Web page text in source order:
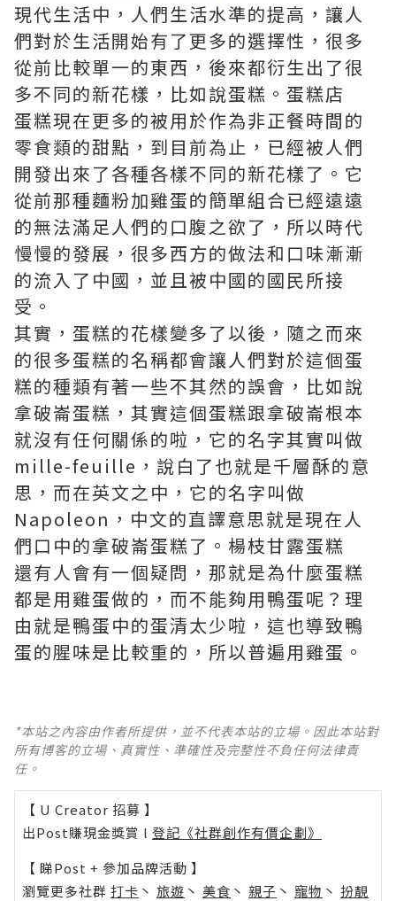
現代生活中，人們生活水準的提高，讓人
們對於生活開始有了更多的選擇性，很多
從前比較單一的東西，後來都衍生出了很
多不同的新花樣，比如說蛋糕。 蛋糕店
蛋糕現在更多的被用於作為非正餐時間的
零食類的甜點，到目前為止，已經被人們
開發出來了各種各樣不同的新花樣了。它
從前那種麵粉加雞蛋的簡單組合已經遠遠
的無法滿足人們的口腹之欲了，所以時代
慢慢的發展，很多西方的做法和口味漸漸
的流入了中國，並且被中國的國民所接
受。
其實，蛋糕的花樣變多了以後，隨之而來
的很多蛋糕的名稱都會讓人們對於這個蛋
糕的種類有著一些不其然的誤會，比如說
拿破崙蛋糕，其實這個蛋糕跟拿破崙根本
就沒有任何關係的啦，它的名字其實叫做
mille-feuille，說白了也就是千層酥的意
思，而在英文之中，它的名字叫做
Napoleon，中文的直譯意思就是現在人
們口中的拿破崙蛋糕了。 楊枝甘露蛋糕
還有人會有一個疑問，那就是為什麼蛋糕
都是用雞蛋做的，而不能夠用鴨蛋呢？理
由就是鴨蛋中的蛋清太少啦，這也導致鴨
蛋的腥味是比較重的，所以普遍用雞蛋。
*本站之內容由作者所提供，並不代表本站的立場。因此本站對
所有博客的立場、真實性、準確性及完整性不負任何法律責
任。
【 U Creator 招募 】
出Post賺現金獎賞 l 登記《社群創作有價企劃》
【 睇Post + 參加品牌活動 】
瀏覽更多社群 打卡 丶 旅遊 丶 美食 丶 親子 丶 寵物 丶 扮靚